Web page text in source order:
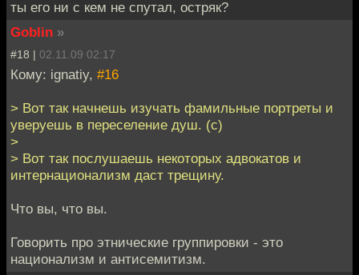
ты его ни с кем не спутал, остряк?
Goblin »
#18 | 02.11.09 02:17
Кому: ignatiy, #16
> Вот так начнешь изучать фамильные портреты и
уверуешь в переселение душ. (с)
>
> Вот так послушаешь некоторых адвокатов и
интернационализм даст трещину.
Что вы, что вы.
Говорить про этнические группировки - это
национализм и антисемитизм.